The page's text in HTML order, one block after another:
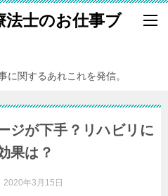
法士のお仕事ブ
に関するあれこれを発信。
ジが下手？リハビリに
果は？
2020年3月15日